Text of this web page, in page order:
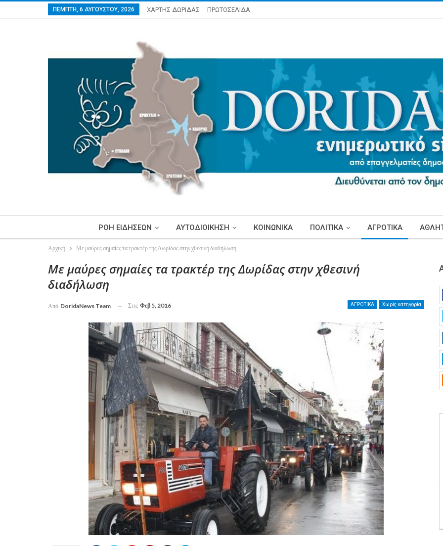
ΠΈΜΠΤΗ, 6 ΑΥΓΟΎΣΤΟΥ, 2026 ΧΑΡΤΗΣ ΔΩΡΙΔΑΣ ΠΡΩΤΟΣΕΛΙΔΑ
ΡΟΗ ΕΙΔΗΣΕΩΝ ΑΥΤΟΔΙΟΙΚΗΣΗ ΚΟΙΝΩΝΙΚΑ ΠΟΛΙΤΙΚΑ ΑΓΡΟΤΙΚΑ
Αρχική Με μαύρες σημαίες τα τρακτέρ της Δωρίδας στην χθεσινή διαδήλωση
Με μαύρες σημαίες τα τρακτέρ της Δωρίδας στην χθεσινή
διαδήλωση
ΑΓΡΟΤΙΚΑ Χωρίς κατηγορία
Από DoridaNews Team Στις Φεβ 5, 2016